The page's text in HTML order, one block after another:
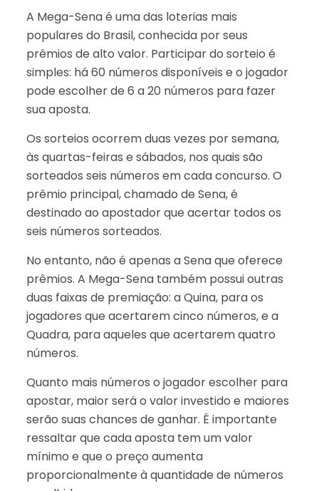
A Mega-Sena é uma das loterias mais
populares do Brasil, conhecida por seus
prêmios de alto valor. Participar do sorteio é
simples: há 60 números disponíveis e o jogador
pode escolher de 6 a 20 números para fazer
sua aposta.
Os sorteios ocorrem duas vezes por semana,
às quartas-feiras e sábados, nos quais são
sorteados seis números em cada concurso. O
prêmio principal, chamado de Sena, é
destinado ao apostador que acertar todos os
seis números sorteados.
No entanto, não é apenas a Sena que oferece
prêmios. A Mega-Sena também possui outras
duas faixas de premiação: a Quina, para os
jogadores que acertarem cinco números, e a
Quadra, para aqueles que acertarem quatro
números.
Quanto mais números o jogador escolher para
apostar, maior será o valor investido e maiores
serão suas chances de ganhar. É importante
ressaltar que cada aposta tem um valor
mínimo e que o preço aumenta
proporcionalmente à quantidade de números